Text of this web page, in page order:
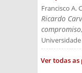
Francisco A.
Ricardo
compromiso
Ver todas